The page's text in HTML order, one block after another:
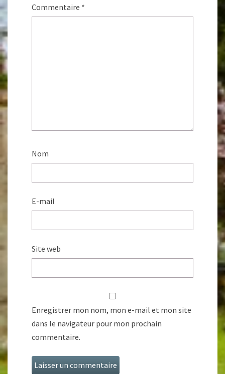
Commentaire *
Nom
E-mail
Site web
Enregistrer mon nom, mon e-mail et mon site
dans le navigateur pour mon prochain
commentaire.